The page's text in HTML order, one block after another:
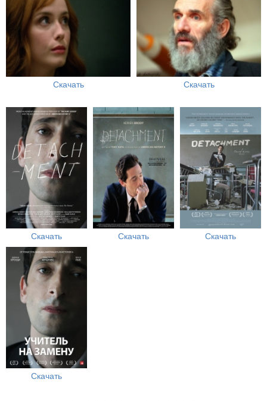
Скачать Скачать
Скачать Скачать Скачать
Скачать